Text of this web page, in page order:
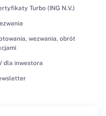
Turbo (ING N.V.)
wezwania, obrót
dla inwestora